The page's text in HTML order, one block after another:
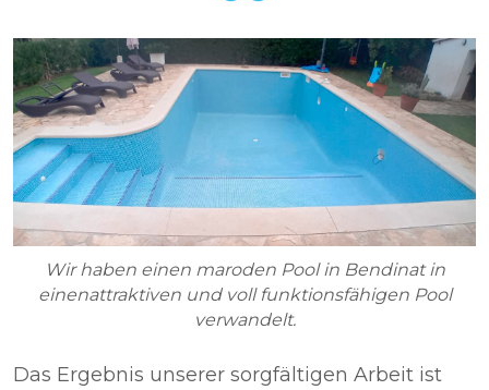
Wir haben einen maroden Pool in Bendinat in
einenattraktiven und voll funktionsfähigen Pool
verwandelt.
Das Ergebnis unserer sorgfältigen Arbeit ist